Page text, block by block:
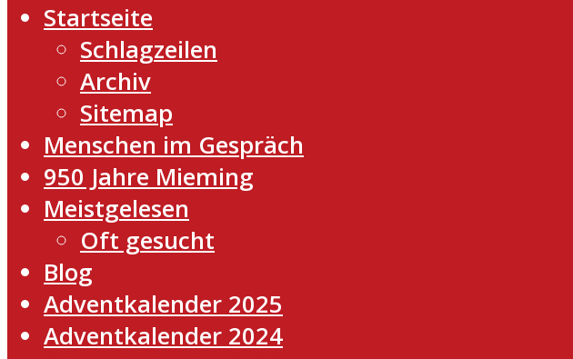
Startseite
Schlagzeilen
Archiv
Sitemap
Menschen im Gespräch
950 Jahre Mieming
Meistgelesen
Oft gesucht
Blog
Adventkalender 2025
Adventkalender 2024